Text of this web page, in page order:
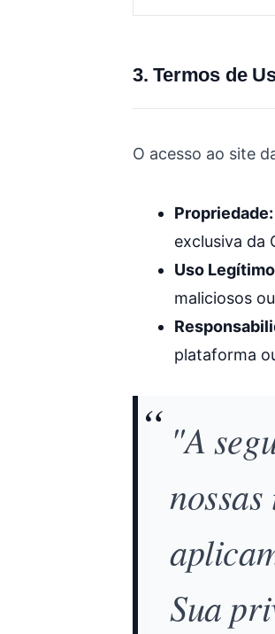
3. Termos de
O acesso ao site
Propriedade:
exclusiva da
Uso
maliciosos
plataforma
"A
Sua